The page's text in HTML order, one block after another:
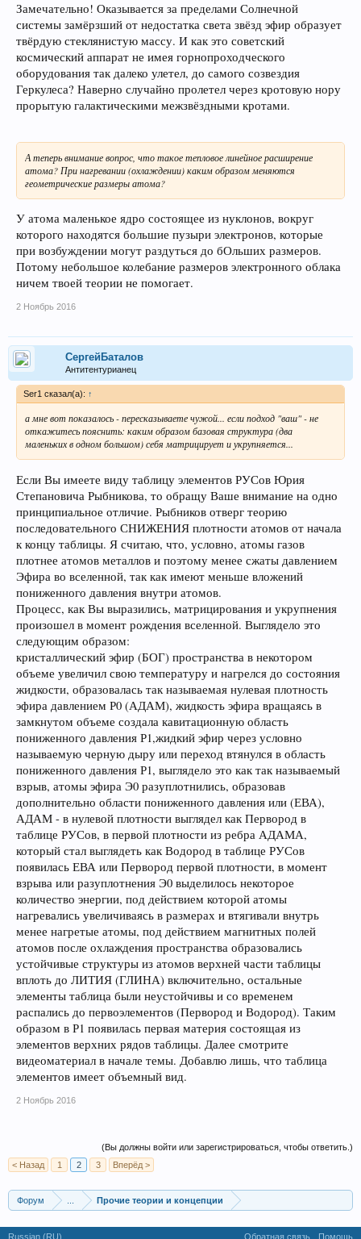
Замечательно! Оказывается за пределами Солнечной
системы замёрзший от недостатка света звёзд эфир образует
твёрдую стеклянистую массу. И как это советский
космический аппарат не имея горнопроходческого
оборудования так далеко улетел, до самого созвездия
Геркулеса? Наверно случайно пролетел через кротовую нору
прорытую галактическими межзвёздными кротами.
А теперь внимание вопрос, что такое тепловое линейное расширение
атома? При нагревании (охлаждении) каким образом меняются
геометрические размеры атома?
У атома маленькое ядро состоящее из нуклонов, вокруг
которого находятся большие пузыри электронов, которые
при возбуждении могут раздуться до бОльших размеров.
Потому небольшое колебание размеров электронного облака
ничем твоей теории не помогает.
2 Ноябрь 2016
СергейБаталов
Антитентурианец
Ser1 сказал(а): ↑
а мне вот показалось - пересказываете чужой... если подход "ваш" - не
откажитесь пояснить: каким образом базовая структура (два
маленьких в одном большом) себя матрицирует и укрупняется...
Если Вы имеете виду таблицу элементов РУСов Юрия
Степановича Рыбникова, то обращу Ваше внимание на одно
принципиальное отличие. Рыбников отверг теорию
последовательного СНИЖЕНИЯ плотности атомов от начала
к концу таблицы. Я считаю, что, условно, атомы газов
плотнее атомов металлов и поэтому менее сжаты давлением
Эфира во вселенной, так как имеют меньше вложений
пониженного давления внутри атомов.
Процесс, как Вы выразились, матрицирования и укрупнения
произошел в момент рождения вселенной. Выглядело это
следующим образом:
кристаллический эфир (БОГ) пространства в некотором
объеме увеличил свою температуру и нагрелся до состояния
жидкости, образовалась так называемая нулевая плотность
эфира давлением Р0 (АДАМ), жидкость эфира вращаясь в
замкнутом объеме создала кавитационную область
пониженного давления Р1,жидкий эфир через условно
называемую черную дыру или переход втянулся в область
пониженного давления Р1, выглядело это как так называемый
взрыв, атомы эфира Э0 разуплотнились, образовав
дополнительно области пониженного давления или (ЕВА),
АДАМ - в нулевой плотности выглядел как Первород в
таблице РУСов, в первой плотности из ребра АДАМА,
который стал выглядеть как Водород в таблице РУСов
появилась ЕВА или Первород первой плотности, в момент
взрыва или разуплотнения Э0 выделилось некоторое
количество энергии, под действием которой атомы
нагревались увеличиваясь в размерах и втягивали внутрь
менее нагретые атомы, под действием магнитных полей
атомов после охлаждения пространства образовались
устойчивые структуры из атомов верхней части таблицы
вплоть до ЛИТИЯ (ГЛИНА) включительно, остальные
элементы таблица были неустойчивы и со временем
распались до первоэлементов (Первород и Водород). Таким
образом в Р1 появилась первая материя состоящая из
элементов верхних рядов таблицы. Далее смотрите
видеоматериал в начале темы. Добавлю лишь, что таблица
элементов имеет объемный вид.
2 Ноябрь 2016
(Вы должны войти или зарегистрироваться, чтобы ответить.)
< Назад
1 2 3 Вперёд >
Форум Прочие теории и концепции
Russian (RU) Обратная связь Помощь